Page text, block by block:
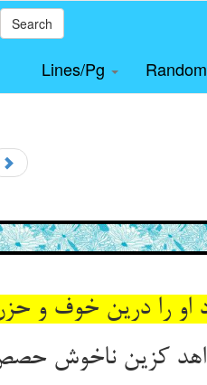
Search
Lines/Pg
او را درین خوف و
کزین ناخوش